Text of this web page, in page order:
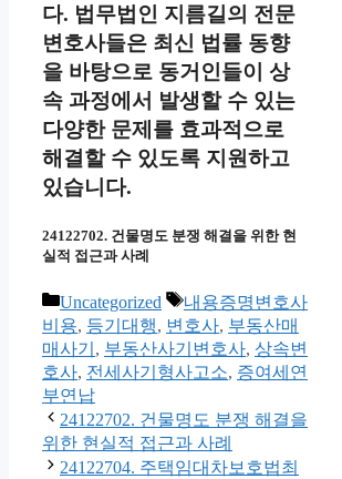
다. 법무법인 지름길의 전문
변호사들은 최신 법률 동향
을 바탕으로 동거인들이 상
속 과정에서 발생할 수 있는
다양한 문제를 효과적으로
해결할 수 있도록 지원하고
있습니다.
24122702. 건물명도 분쟁 해결을 위한 현
실적 접근과 사례
Categories
Uncategorized Tags
내용증명변호사
비용, 등기대행, 변호사, 부동산매
매사기 , 부동산사기변호사, 상속변
호사, 전세사기형사고소, 증여세연
부연납
24122702. 건물명도 분쟁 해결을
위한 현실적 접근과 사례
24122704. 주택임대차보호법최